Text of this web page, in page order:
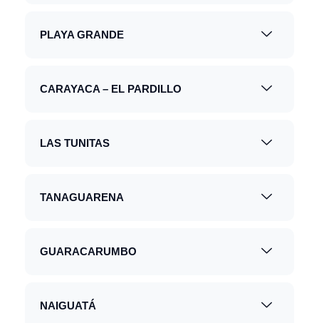
PLAYA GRANDE
CARAYACA – EL PARDILLO
LAS TUNITAS
TANAGUARENA
GUARACARUMBO
NAIGUATÁ